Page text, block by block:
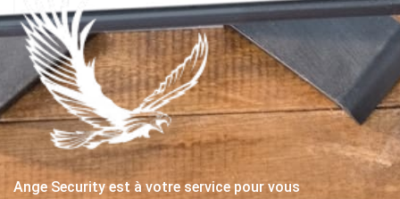
Ange Security est à votre service pour vous